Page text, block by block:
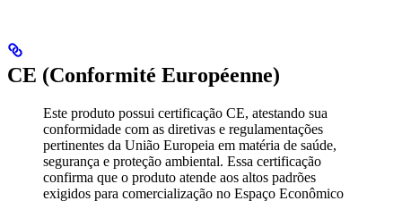
CE (Conformité Européenne)
Este produto possui certificação CE, atestando sua
conformidade com as diretivas e regulamentações
pertinentes da União Europeia em matéria de saúde,
segurança e proteção ambiental. Essa certificação
confirma que o produto atende aos altos padrões
exigidos para comercialização no Espaço Econômico